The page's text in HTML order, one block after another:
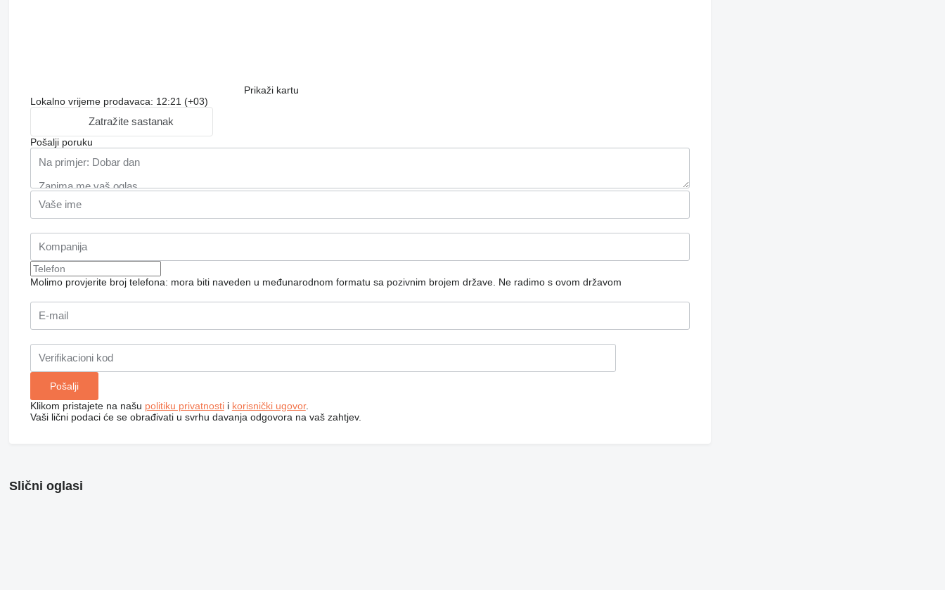
Prikaži kartu
Lokalno vrijeme prodavaca: 12:21 (+03)
Zatražite sastanak
Pošalji poruku
Molimo provjerite broj telefona: mora biti naveden u međunarodnom formatu sa pozivnim brojem države. Ne radimo s ovom državom
Klikom pristajete na našu politiku privatnostii korisnički ugovor.
Vaši lični podaci će se obrađivati ​​u svrhu davanja odgovora na vaš zahtjev.
Slični oglasi